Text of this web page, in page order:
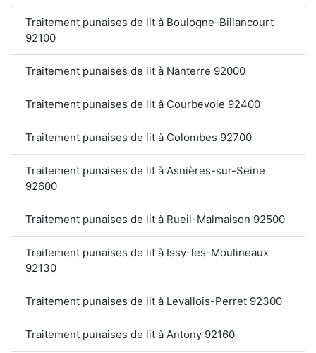
Traitement punaises de lit à Boulogne-Billancourt
92100
Traitement punaises de lit à Nanterre 92000
Traitement punaises de lit à Courbevoie 92400
Traitement punaises de lit à Colombes 92700
Traitement punaises de lit à Asnières-sur-Seine
92600
Traitement punaises de lit à Rueil-Malmaison 92500
Traitement punaises de lit à Issy-les-Moulineaux
92130
Traitement punaises de lit à Levallois-Perret 92300
Traitement punaises de lit à Antony 92160